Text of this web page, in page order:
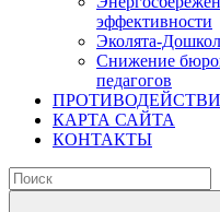
эффективности
Эколята-
Снижение
педагогов
КАРТА САЙТА
КОНТАКТЫ